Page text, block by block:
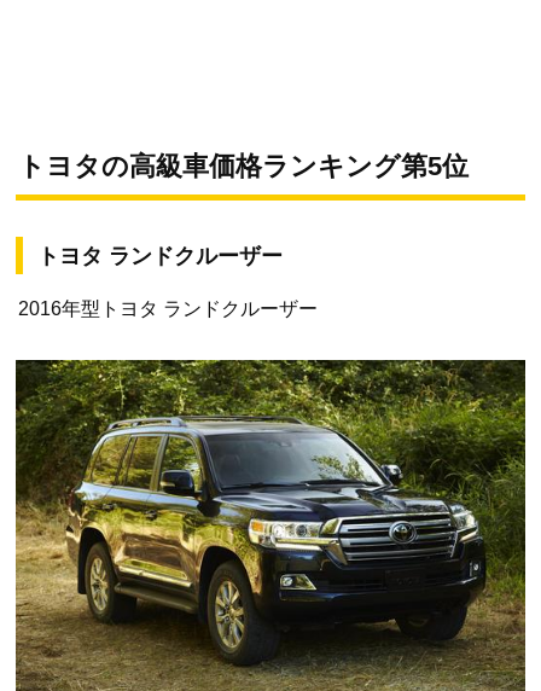
トヨタの高級車価格ランキング第5位
トヨタ ランドクルーザー
2016年型トヨタ ランドクルーザー